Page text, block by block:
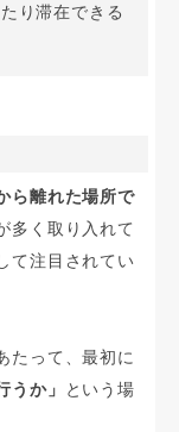
り滞在できる
ら離れた場所で
多く取り入れて
て注目されてい
たって、最初に
うか」
という場